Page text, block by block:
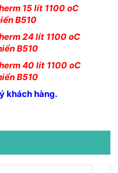
15 lít 1100 oC
B510
24 lít 1100 oC
B510
40 lít 1100 oC
B510
khách hàng.